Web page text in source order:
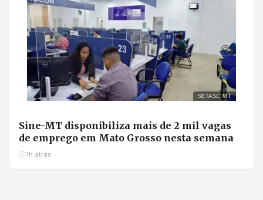
SETASC MT
Sine-MT disponibiliza mais de 2 mil vagas
de emprego em Mato Grosso nesta semana
1h atrás